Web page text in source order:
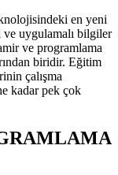
en yeni
ve uygulamalı bilgiler
ve programlama
biridir. Eğitim
çalışma
kadar pek çok